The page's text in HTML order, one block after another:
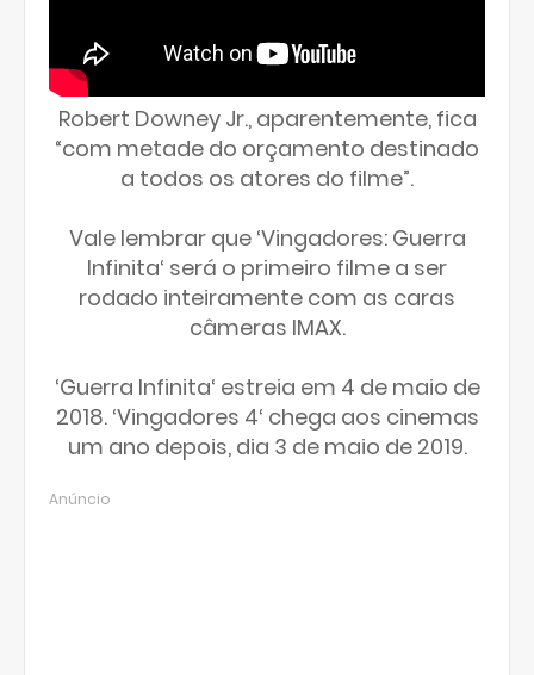
Robert Downey Jr., aparentemente, fica
“com metade do orçamento destinado
a todos os atores do filme”.
Vale lembrar que ‘Vingadores: Guerra
Infinita‘ será o primeiro filme a ser
rodado inteiramente com as caras
câmeras IMAX.
‘Guerra Infinita‘ estreia em 4 de maio de
2018. ‘Vingadores 4‘ chega aos cinemas
um ano depois, dia 3 de maio de 2019.
Anúncio